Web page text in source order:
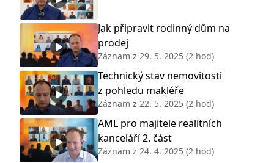
Jak připravit rodinný dům na
prodej
Záznam z 29. 5. 2025 (2 hod)
Technický stav nemovitosti
z pohledu makléře
Záznam z 22. 5. 2025 (2 hod)
AML pro majitele realitních
kanceláří 2. část
Záznam z 24. 4. 2025 (2 hod)